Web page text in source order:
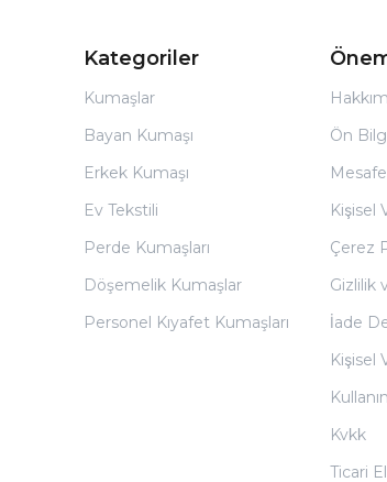
Kategoriler
Kumaşlar
Bayan Kumaşı
Erkek Kumaşı
Ev Tekstili
Perde Kumaşları
Döşemelik Kumaşlar
Personel Kıyafet Kumaşları
Ön
Kişisel
Çerez
Gizlilik
İade
Kişisel
Kvkk
Ticari